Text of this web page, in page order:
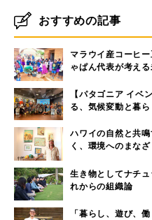
おすすめの記事
マラウイ産コーヒ
ゃぱん代表が考え
【パタゴニア イベ
る、気候変動と暮
ハワイの自然と共
く、環境へのまなざ
生き物としてナチ
れからの組織論
「暮らし、遊び、